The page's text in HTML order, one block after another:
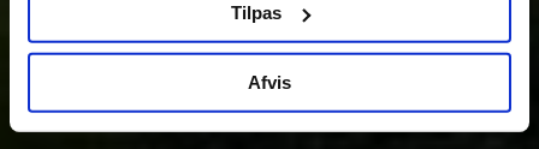
Tilpas
Afvis